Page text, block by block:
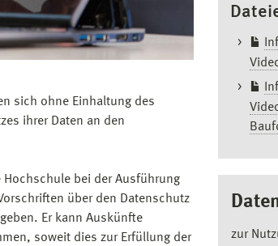
sich ohne Einhaltung des
ihrer Daten an den
Hochschule bei der Ausführung
über den Datenschutz
Er kann Auskünfte
soweit dies zur Erfüllung der
zur